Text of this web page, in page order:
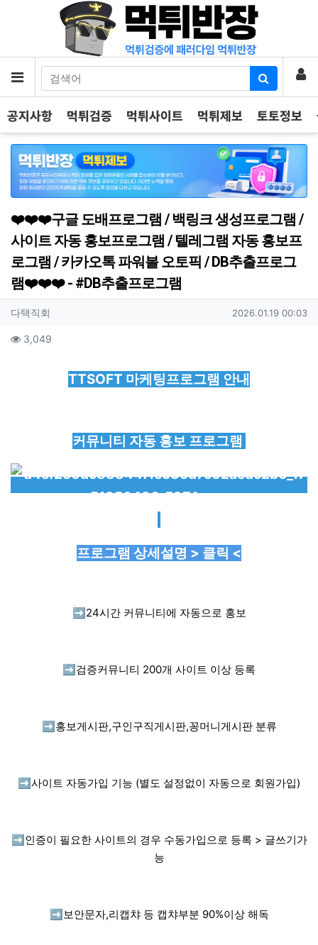
메뉴 로
공지사항 먹튀검증 먹튀사이트 먹튀제보 토토정보
❤️❤️❤️구글 도배프로그램 / 백링크 생성프로그램 /
사이트 자동 홍보프로그램 / 텔레그램 자동 홍보프
로그램 / 카카오톡 파워볼 오토픽 / DB추출프로그
램❤️❤️❤️ - #DB추출프로그램
작성자 정보
다택직회 작성일
2026.01.19 00:03
컨텐츠 정보
3,049
TTSOFT 마케팅프로그램 안내
커뮤니티 자동 홍보 프로그램
프로그램 상세설명 > 클릭 <
➡️ 24시간 커뮤니티에 자동으로 홍보
➡️ 검증커뮤니티 200개 사이트 이상 등록
➡️ 홍보게시판,구인구직게시판,꽁머니게시판 분류
➡️ 사이트 자동가입 기능 (별도 설정없이 자동으로 회원가입)
➡️ 인증이 필요한 사이트의 경우 수동가입으로 등록 > 글쓰기가
능
➡️ 보안문자,리캡챠 등 캡챠부분 90%이상 해독